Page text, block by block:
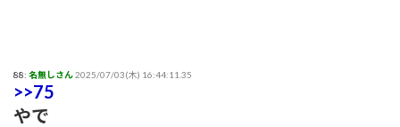
88: 名無しさん2025/07/03(木) 16:44:11.35
>>75
やで